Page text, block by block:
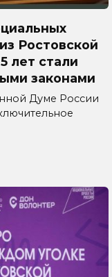
Ростовской
лет стали
законами
Думе России